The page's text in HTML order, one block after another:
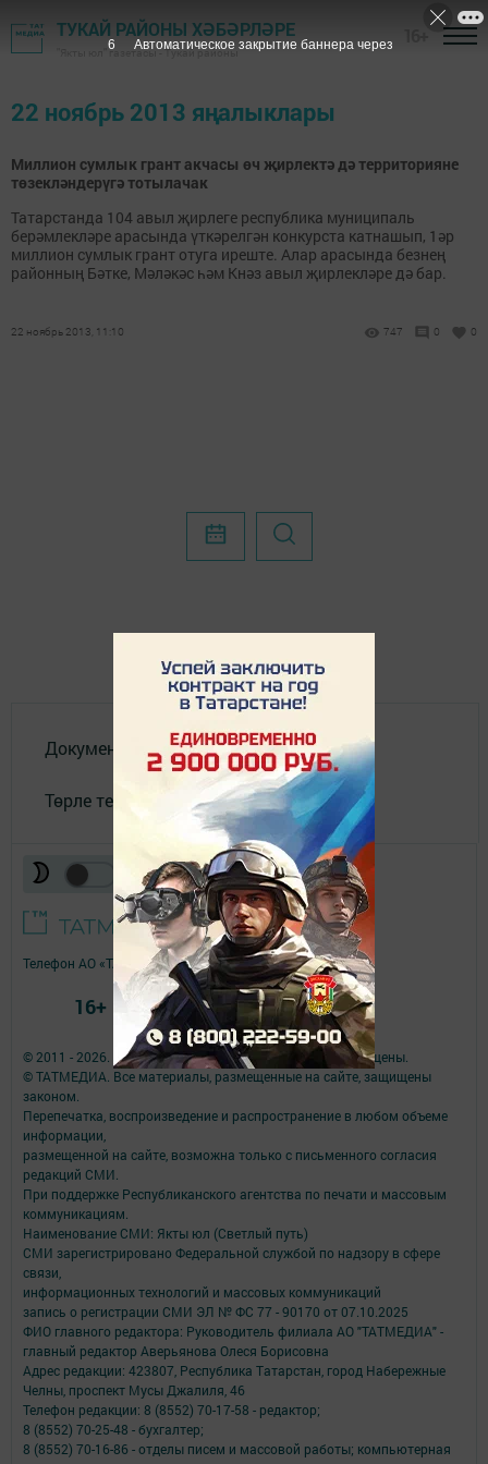
ТУКАЙ РАЙОНЫ ХӘБӘРЛӘРЕ
"Якты юл" газетасы - Тукай районы
22 ноябрь 2013 яңалыклары
Миллион сумлык грант акчасы өч җирлектә дә территорияне
төзекләндерүгә тотылачак
Татарстанда 104 авыл җирлеге республика муниципаль
берәмлекләре арасында үткәрелгән конкурста катнашып, 1әр
миллион сумлык грант отуга иреште. Алар арасында безнең
районның Бәтке, Мәләкәс һәм Кнәз авыл җирлекләре дә бар.
22 ноябрь 2013, 11:10 747 0 0
Документлар
Төрле темалар
© 2011 - 2026. Якты юл (Светлый путь). Все права защищены.
© ТАТМЕДИА. Все материалы, размещенные на сайте, защищены
законом.
Перепечатка, воспроизведение и распространение в любом объеме
информации,
размещенной на сайте, возможна только с письменного согласия
редакций СМИ.
При поддержке Республиканского агентства по печати и массовым
коммуникациям.
Наименование СМИ: Якты юл (Светлый путь)
СМИ зарегистрировано Федеральной службой по надзору в сфере
связи,
информационных технологий и массовых коммуникаций
запись о регистрации СМИ ЭЛ № ФС 77 - 90170 от 07.10.2025
ФИО главного редактора: Руководитель филиала АО "ТАТМЕДИА" -
главный редактор Аверьянова Олеся Борисовна
Адрес редакции: 423807, Республика Татарстан, город Набережные
Челны, проспект Мусы Джалиля, 46
Телефон редакции: 8 (8552) 70-17-58 - редактор;
8 (8552) 70-25-48 - бухгалтер;
8 (8552) 70-16-86 - отделы писем и массовой работы; компьютерная
Телефон АО «ТАТМЕДИА»:(843) 222 09 84
16+
6 Автоматическое закрытие баннера через